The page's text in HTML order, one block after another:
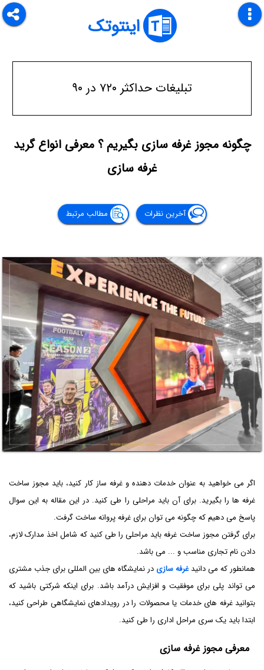
اینتوتک
تبلیغات حداکثر ۷۲۰ در ۹۰
چگونه مجوز غرفه سازی بگیریم ؟ معرفی انواع گرید
غرفه سازی
آخرین نظرات مطالب مرتبط
اگر می خواهید به عنوان خدمات دهنده و غرفه ساز کار کنید، باید مجوز ساخت
غرفه ها را بگیرید. برای آن باید مراحلی را طی کنید. در این مقاله به این سوال
پاسخ می دهیم که چگونه می توان برای غرفه پروانه ساخت گرفت.
برای گرفتن مجوز ساخت غرفه باید مراحلی را طی کنید که شامل اخذ مدارک لازم،
دادن نام تجاری مناسب و ... می باشد.
همانطور که می دانیدغرفه سازی در نمایشگاه های بین المللی برای جذب مشتری
می تواند پلی برای موفقیت و افزایش درآمد باشد. برای اینکه شرکتی باشید که
بتوانید غرفه های خدمات یا محصولات را در رویدادهای نمایشگاهی طراحی کنید،
ابتدا باید یک سری مراحل اداری را طی کنید.
معرفی مجوز غرفه سازی